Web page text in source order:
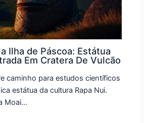
Ilha de Páscoa: Estátua
Em Cratera De Vulcão
caminho para estudos científicos
estátua da cultura Rapa Nui.
Moai…